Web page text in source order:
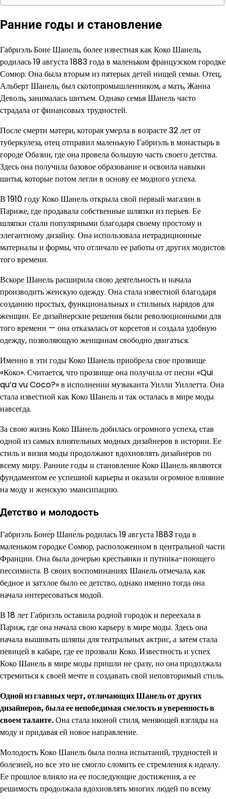
Ранние годы и становление
Габриэль Боне Шанель, более известная как Коко Шанель,
родилась 19 августа 1883 года в маленьком французском городке
Сомюр. Она была вторым из пятерых детей нищей семьи. Отец,
Альберт Шанель, был скотопромышленником, а мать, Жанна
Деволь, занималась шитьем. Однако семья Шанель часто
страдала от финансовых трудностей.
После смерти матери, которая умерла в возрасте 32 лет от
туберкулеза, отец отправил маленькую Габриэль в монастырь в
городе Обазин, где она провела большую часть своего детства.
Здесь она получила базовое образование и освоила навыки
шитья, которые потом легли в основу ее модного успеха.
В 1910 году Коко Шанель открыла свой первый магазин в
Париже, где продавала собственные шляпки из перьев. Ее
шляпки стали популярными благодаря своему простому и
элегантному дизайну. Она использовала нетрадиционные
материалы и формы, что отличало ее работы от других модистов
того времени.
Вскоре Шанель расширила свою деятельность и начала
производить женскую одежду. Она стала известной благодаря
созданию простых, функциональных и стильных нарядов для
женщин. Ее дизайнерские решения были революционными для
того времени — она отказалась от корсетов и создала удобную
одежду, позволяющую женщинам свободно двигаться.
Именно в эти годы Коко Шанель приобрела свое прозвище
«Коко». Считается, что прозвище она получила от песни «Qui
qu’a vu Coco?» в исполнении музыканта Уилли Уиллетта. Она
стала известной как Коко Шанель и так осталась в мире моды
навсегда.
За свою жизнь Коко Шанель добилась огромного успеха, став
одной из самых влиятельных модных дизайнеров в истории. Ее
стиль и визия моды продолжают вдохновлять дизайнеров по
всему миру. Ранние годы и становление Коко Шанель являются
фундаментом ее успешной карьеры и оказали огромное влияние
на моду и женскую эмансипацию.
Детство и молодость
Габриэль Боне́р Шане́ль родилась 19 августа 1883 года в
маленьком городке Сомюр, расположенном в центральной части
Франции. Она была дочерью крестьянки и путника-поющего
пессимиста. В своих воспоминаниях Шанель отмечала, как
бедное и затхлое было ее детство, однако именно тогда она
начала интересоваться модой.
В 18 лет Габриэль оставила родной городок и переехала в
Париж, где она начала свою карьеру в мире моды. Здесь она
начала вышивать шляпы для театральных актрис, а затем стала
певицей в кабаре, где ее прозвали Коко. Известность и успех
Коко Шанель в мире моды пришли не сразу, но она продолжала
стремиться к своей мечте и создавать свой неповторимый стиль.
Одной из главных черт, отличающих Шанель от других
дизайнеров, была ее непобедимая смелость и уверенность в
своем таланте.Она стала иконой стиля, меняющей взгляды на
моду и придавая ей новое направление.
Молодость Коко Шанель была полна испытаний, трудностей и
болезней, но все это не смогло сломить ее стремления к идеалу.
Ее прошлое влияло на ее последующие достижения, а ее
решимость продолжала вдохновлять многих людей по всему